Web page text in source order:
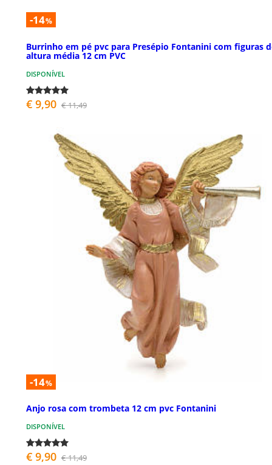
-14%
Burrinho em pé pvc para Presépio Fontanini com figuras
altura média 12 cm PVC
DISPONÍVEL
€ 9,90 € 11,49
-14%
Anjo rosa com trombeta 12 cm pvc Fontanini
DISPONÍVEL
€ 9,90 € 11,49